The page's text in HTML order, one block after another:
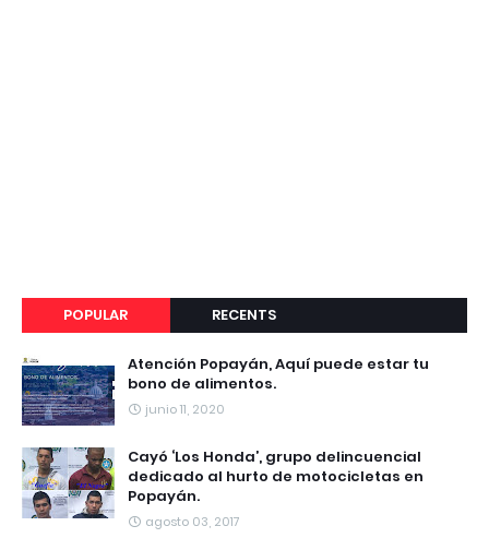
POPULAR RECENTS
Atención Popayán, Aquí puede estar tu
bono de alimentos.
junio 11, 2020
Cayó ‘Los Honda’, grupo delincuencial
dedicado al hurto de motocicletas en
Popayán.
agosto 03, 2017